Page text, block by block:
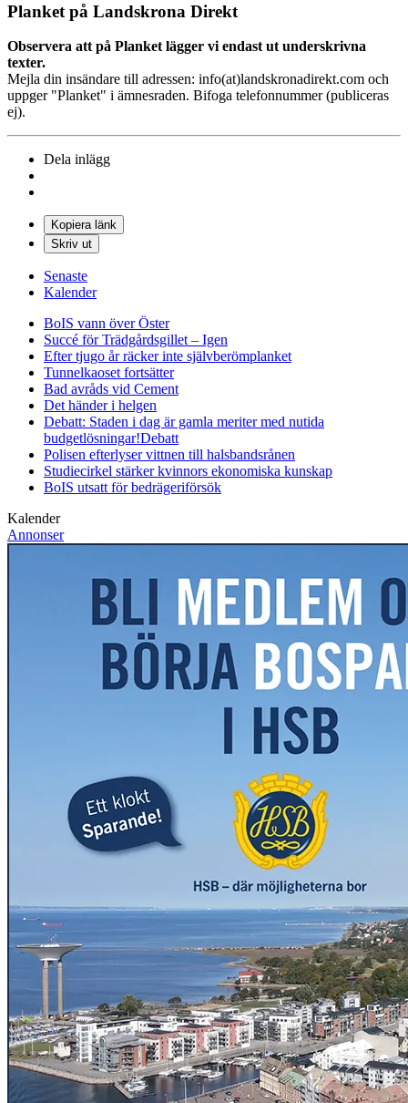
Planket på Landskrona Direkt
Observera att på Planket lägger vi endast ut underskrivna
texter.
Mejla din insändare till adressen: info(at)landskronadirekt.com och
uppger "Planket" i ämnesraden. Bifoga telefonnummer (publiceras
ej).
Dela inlägg
Kopiera länk
Skriv ut
Senaste
Kalender
BoIS vann över Öster
Succé för Trädgårdsgillet – Igen
Efter tjugo år räcker inte självberömplanket
Tunnelkaoset fortsätter
Bad avråds vid Cement
Det händer i helgen
Debatt: Staden i dag är gamla meriter med nutida
budgetlösningar!Debatt
Polisen efterlyser vittnen till halsbandsrånen
Studiecirkel stärker kvinnors ekonomiska kunskap
BoIS utsatt för bedrägeriförsök
Kalender
Annonser